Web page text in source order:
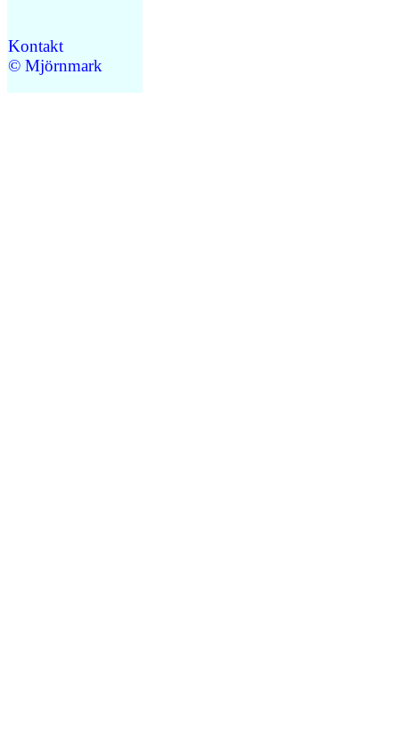
Kontakt
© Mjörnmark